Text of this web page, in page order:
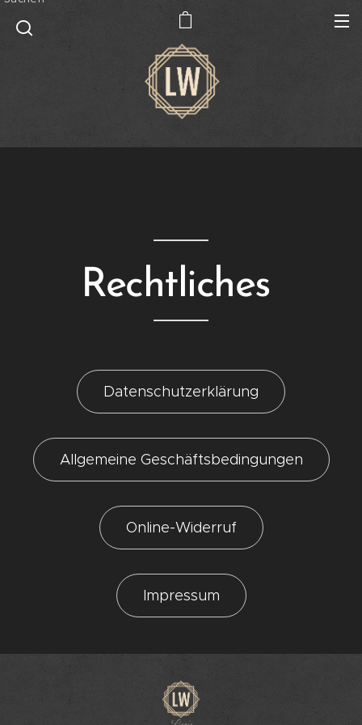
Rechtliches
Datenschutzerklärung
Allgemeine Geschäftsbedingungen
Online-Widerruf
Impressum